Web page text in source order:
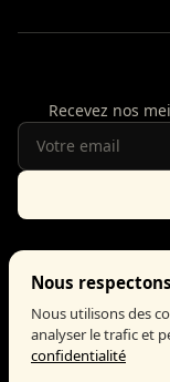
Recevez nos
Google
Nous
Nous utilisons des
analyser le trafic et
confidentialité